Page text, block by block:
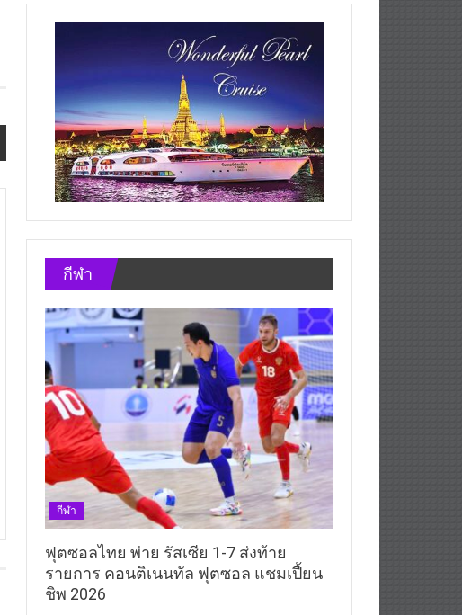
กีฬา
กีฬา
ฟุตซอลไทย พ่าย รัสเซีย 1-7 ส่งท้าย
รายการ คอนติเนนทัล ฟุตซอล แชมเปี้ยน
ชิพ 2026